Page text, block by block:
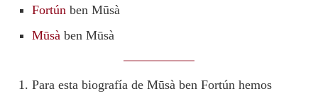
Fortún ben Mūsà
Mūsà ben Mūsà
Para esta biografía de Mūsà ben Fortún hemos